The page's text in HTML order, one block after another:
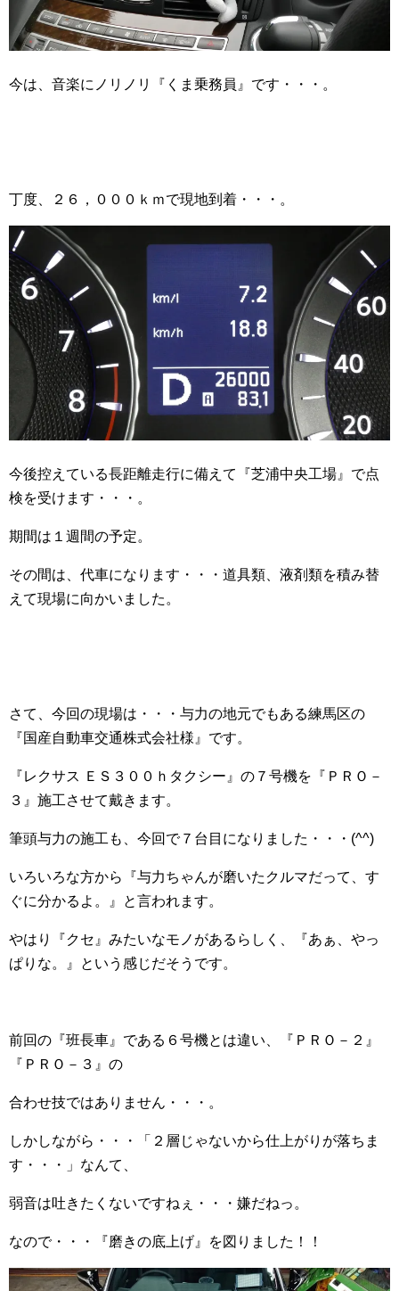
今は、音楽にノリノリ『くま乗務員』です・・・。
丁度、２６，０００ｋｍで現地到着・・・。
今後控えている長距離走行に備えて『芝浦中央工場』で点
検を受けます・・・。
期間は１週間の予定。
その間は、代車になります・・・道具類、液剤類を積み替
えて現場に向かいました。
さて、今回の現場は・・・与力の地元でもある練馬区の
『国産自動車交通株式会社様』です。
『レクサス ＥＳ３００ｈタクシー』の７号機を『ＰＲＯ－
３』施工させて戴きます。
筆頭与力の施工も、今回で７台目になりました・・・(^^)
いろいろな方から『与力ちゃんが磨いたクルマだって、す
ぐに分かるよ。』と言われます。
やはり『クセ』みたいなモノがあるらしく、『あぁ、やっ
ぱりな。』という感じだそうです。
前回の『班長車』である６号機とは違い、『ＰＲＯ－２』
『ＰＲＯ－３』の
合わせ技ではありません・・・。
しかしながら・・・「２層じゃないから仕上がりが落ちま
す・・・」なんて、
弱音は吐きたくないですねぇ・・・嫌だねっ。
なので・・・『磨きの底上げ』を図りました！！